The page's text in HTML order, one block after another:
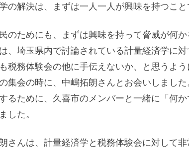
の解決は、まずは一人一人が興味を持つこと
のためにも、まずは興味を持って脅威が何
、埼玉県内で討論されている計量経済学に
税務体験会の他に手伝えないか、と思うよ
集会の時に、中嶋拓朗さんとお会いしまし
るために、久喜市のメンバーと一緒に「何
した。
さんは、計量経済学と税務体験会に対して